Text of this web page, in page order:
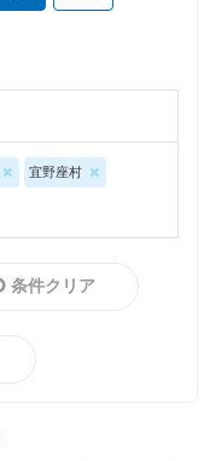
宜野座村
条件クリア